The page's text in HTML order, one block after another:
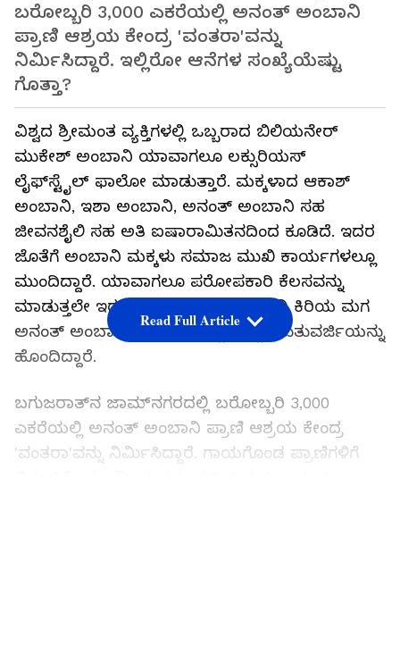
ಬರೋಬ್ಬರಿ 3,000 ಎಕರೆಯಲ್ಲಿ ಅನಂತ್ ಅಂಬಾನಿ
ಪ್ರಾಣಿ ಆಶ್ರಯ ಕೇಂದ್ರ 'ವಂತರಾ'ವನ್ನು
ನಿರ್ಮಿಸಿದ್ದಾರೆ. ಇಲ್ಲಿರೋ ಆನೆಗಳ ಸಂಖ್ಯೆಯೆಷ್ಟು
ಗೊತ್ತಾ?
ವಿಶ್ವದ ಶ್ರೀಮಂತ ವ್ಯಕ್ತಿಗಳಲ್ಲಿ ಒಬ್ಬರಾದ ಬಿಲಿಯನೇರ್
ಮುಕೇಶ್ ಅಂಬಾನಿ ಯಾವಾಗಲೂ ಲಕ್ಸುರಿಯಸ್
ಲೈಫ್‌ಸ್ಟೈಲ್‌ ಫಾಲೋ ಮಾಡುತ್ತಾರೆ. ಮಕ್ಕಳಾದ ಆಕಾಶ್
ಅಂಬಾನಿ, ಇಶಾ ಅಂಬಾನಿ, ಅನಂತ್ ಅಂಬಾನಿ ಸಹ
ಜೀವನಶೈಲಿ ಸಹ ಅತಿ ಐಷಾರಾಮಿತನದಿಂದ ಕೂಡಿದೆ. ಇದರ
ಜೊತೆಗೆ ಅಂಬಾನಿ ಮಕ್ಕಳು ಸಮಾಜ ಮುಖಿ ಕಾರ್ಯಗಳಲ್ಲೂ
ಮುಂದಿದ್ದಾರೆ. ಯಾವಾಗಲೂ ಪರೋಪಕಾರಿ ಕೆಲಸವನ್ನು
ಮಾಡುತ್ತಲೇ ಇರುತ್ತಾರೆ. ಅದರಲ್ಲೂ ಅಂಬಾನಿ ಕಿರಿಯ ಮಗ
ಅನಂತ್ ಅಂಬಾನಿ, ಪ್ರಾಣಿಗಳ ಬಗ್ಗೆ ಹೆಚ್ಚು ಮುತುವರ್ಜಿಯನ್ನು
ಹೊಂದಿದ್ದಾರೆ.
ಬಗುಜರಾತ್‌ನ ಜಾಮ್‌ನಗರದಲ್ಲಿ ಬರೋಬ್ಬರಿ 3,000
ಎಕರೆಯಲ್ಲಿ ಅನಂತ್ ಅಂಬಾನಿ ಪ್ರಾಣಿ ಆಶ್ರಯ ಕೇಂದ್ರ
'ವಂತರಾ'ವನ್ನು ನಿರ್ಮಿಸಿದ್ದಾರೆ. ಗಾಯಗೊಂಡ ಪ್ರಾಣಿಗಳಿಗೆ
Read Full Article